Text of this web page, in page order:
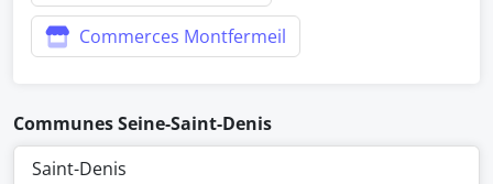
Commerces Montfermeil
Communes Seine-Saint-Denis
Saint-Denis